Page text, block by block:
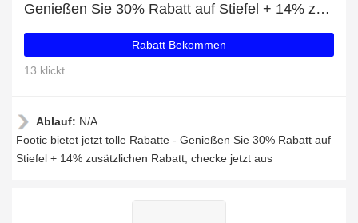
Genießen Sie 30% Rabatt auf Stiefel + 14% zusätzlichen Rabatt
Rabatt Bekommen
13 klickt
Ablauf: N/A
Footic bietet jetzt tolle Rabatte - Genießen Sie 30% Rabatt auf
Stiefel + 14% zusätzlichen Rabatt, checke jetzt aus